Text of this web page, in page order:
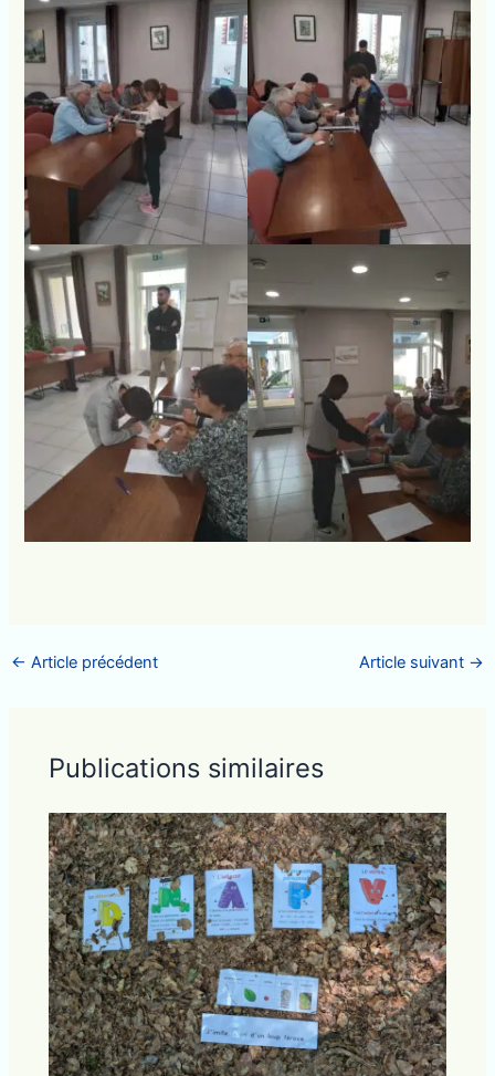
← Article précédent Article suivant →
Publications similaires